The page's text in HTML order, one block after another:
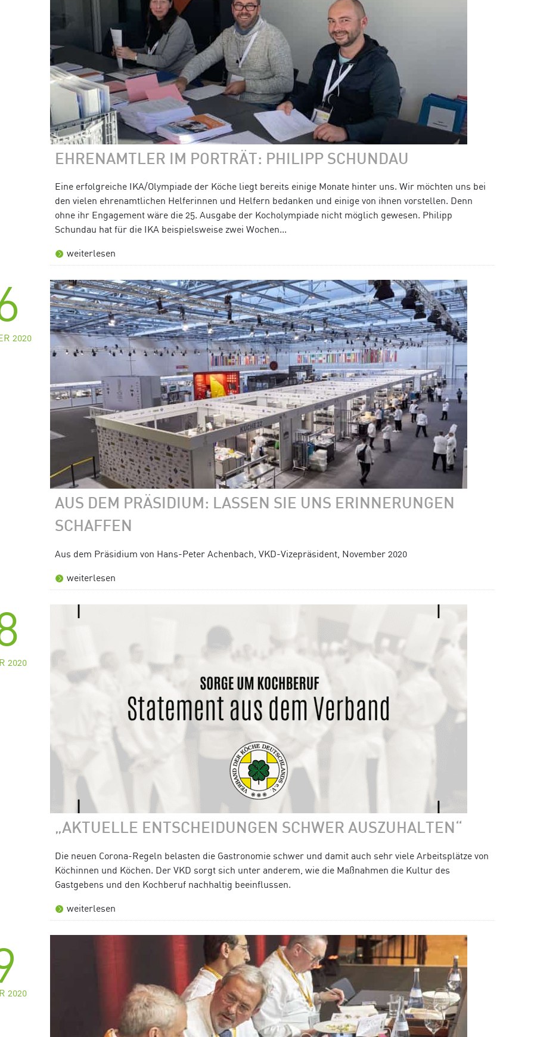
EHRENAMTLER IM PORTRÄT: PHILIPP SCHUNDAU
Eine erfolgreiche IKA/Olympiade der Köche liegt bereits einige Monate hinter uns. Wir möchten uns bei
den vielen ehrenamtlichen Helferinnen und Helfern bedanken und einige von ihnen vorstellen. Denn
ohne ihr Engagement wäre die 25. Ausgabe der Kocholympiade nicht möglich gewesen. Philipp
Schundau hat für die IKA beispielsweise zwei Wochen...
weiterlesen
2020
AUS DEM PRÄSIDIUM: LASSEN SIE UNS ERINNERUNGEN
SCHAFFEN
Aus dem Präsidium von Hans-Peter Achenbach, VKD-Vizepräsident, November 2020
weiterlesen
2020
„AKTUELLE ENTSCHEIDUNGEN SCHWER AUSZUHALTEN“
Die neuen Corona-Regeln belasten die Gastronomie schwer und damit auch sehr viele Arbeitsplätze von
Köchinnen und Köchen. Der VKD sorgt sich unter anderem, wie die Maßnahmen die Kultur des
Gastgebens und den Kochberuf nachhaltig beeinflussen.
weiterlesen
2020